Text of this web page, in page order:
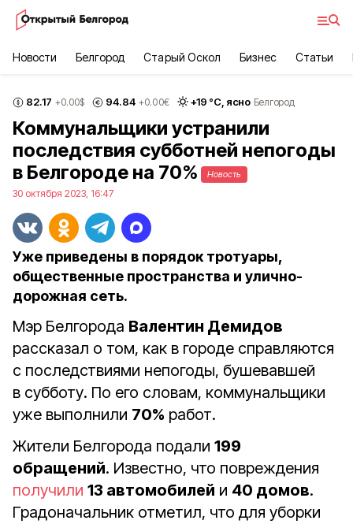
Новости Белгород Старый Оскол Бизнес Статьи
82.17 +0.00$ 94.84 +0.00€ +19 °С, ясно Белгород
Коммунальщики устранили
последствия субботней непогоды
в Белгороде на 70%
Новость
30 октября 2023, 16:47
Уже приведены в порядок тротуары,
общественные пространства и улично-
дорожная сеть.
Мэр Белгорода Валентин Демидов
рассказал о том, как в городе справляются
с последствиями непогоды, бушевавшей
в субботу. По его словам, коммунальщики
уже выполнили 70% работ.
Жители Белгорода подали 199
обращений. Известно, что повреждения
получили 13 автомобилей и 40 домов.
Градоначальник отметил, что для уборки